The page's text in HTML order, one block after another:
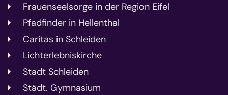
Frauenseelsorge in der Region Eifel
Pfadfinder in Hellenthal
Caritas in Schleiden
Lichterlebniskirche
Stadt Schleiden
Städt. Gymnasium